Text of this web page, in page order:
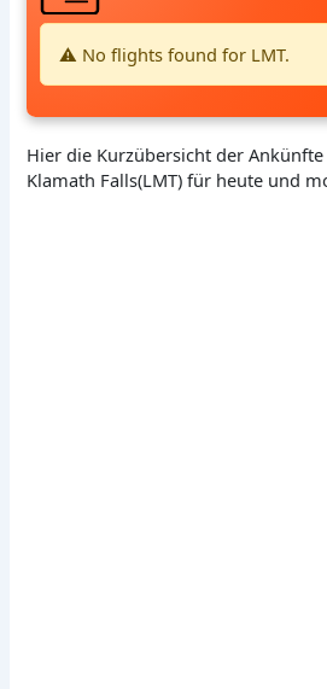
⚠️ No flights found for LMT.
Hier die Kurzübersicht der
Klamath Falls(LMT) für heute und